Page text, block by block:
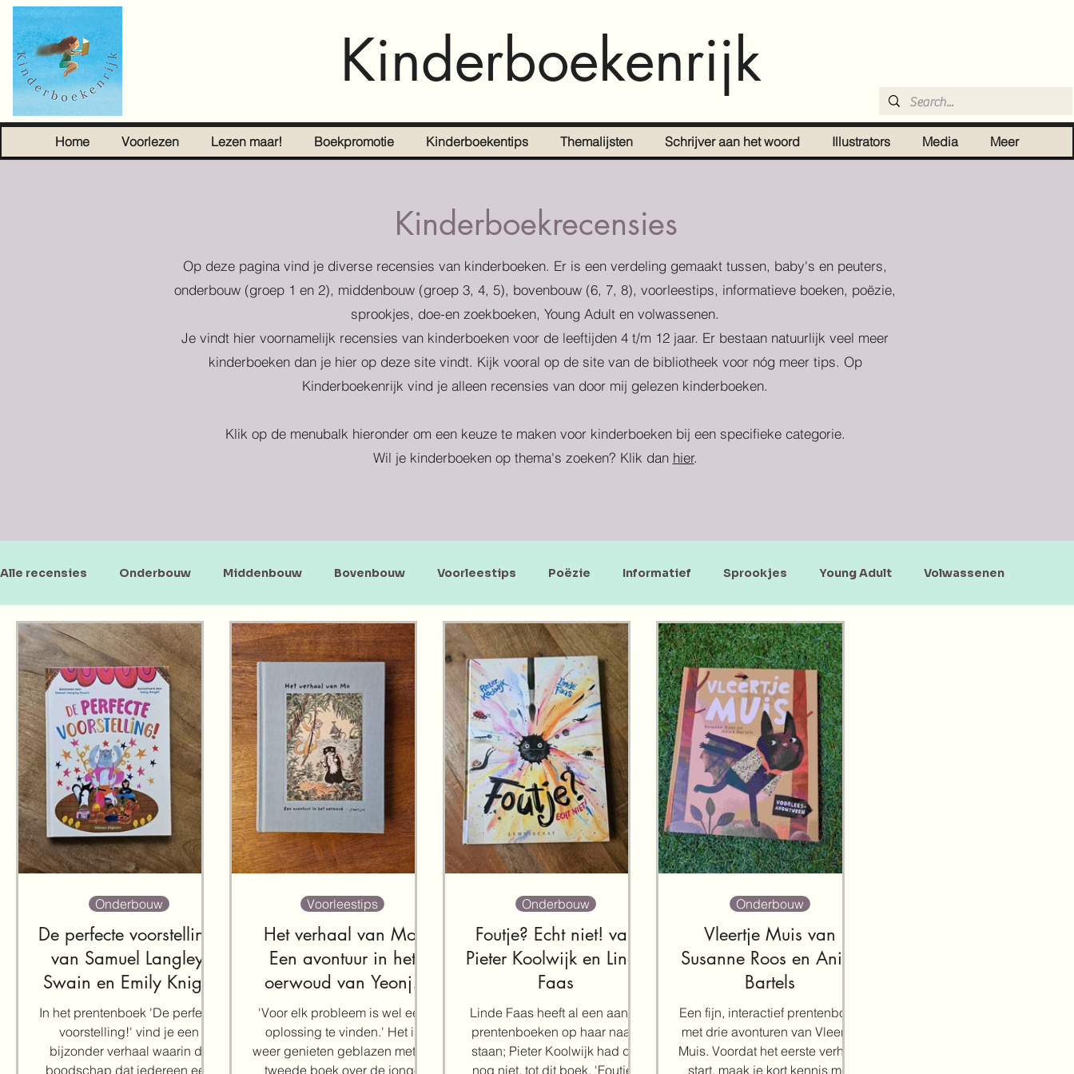
Kinderboekenrijk
Home Voorlezen Lezen maar! Boekpromotie Kinderboekentips Themalijsten Schrijver aan het woord Illustrators Media Meer
Kinderboekrecensies
Op deze pagina vind je diverse recensies van kinderboeken. Er is een verdeling gemaakt tussen, baby's en peuters,
onderbouw (groep 1 en 2), middenbouw (groep 3, 4, 5), bovenbouw (6, 7, 8), voorleestips, informatieve boeken, poëzie,
sprookjes, doe-en zoekboeken, Young Adult en volwassenen.
Je vindt hier voornamelijk recensies van kinderboeken voor de leeftijden 4 t/m 12 jaar. Er bestaan natuurlijk veel meer
kinderboeken dan je hier op deze site vindt. Kijk vooral op de site van de bibliotheek voor nóg meer tips. Op
Kinderboekenrijk vind je alleen recensies van door mij gelezen kinderboeken.
Klik op de menubalk hieronder om een keuze te maken voor kinderboeken bij een specifieke categorie.
Wil je kinderboeken op thema's zoeken? Klik dan hier.
Alle recensies Onderbouw Middenbouw Bovenbouw Voorleestips Poëzie Informatief Sprookjes Young Adult Volwassenen
Doe-en zoekboeken Baby's en peuters
De perfecte voorstelling!
van Samuel Langley-
Swain en Emily Knight
In het prentenboek 'De perfecte
voorstelling!' vind je een
bijzonder verhaal waarin de
boodschap dat iedereen een
Onderbouw
Het verhaal van Mo.
Een avontuur in het
oerwoud van Yeonju
Choi
'Voor elk probleem is wel een
oplossing te vinden.' Het is
weer genieten geblazen met dit
tweede boek over de jonge
Voorleestips
Foutje? Echt niet! van
Pieter Koolwijk en Linde
Faas
Linde Faas heeft al een aantal
prentenboeken op haar naam
staan; Pieter Koolwijk had dat
nog niet, tot dit boek. 'Foutje?
Onderbouw
Vleertje Muis van
Susanne Roos en Aniek
Bartels
Een fijn, interactief prentenboek
met drie avonturen van Vleertje
Muis. Voordat het eerste verhaal
start, maak je kort kennis met
Onderbouw